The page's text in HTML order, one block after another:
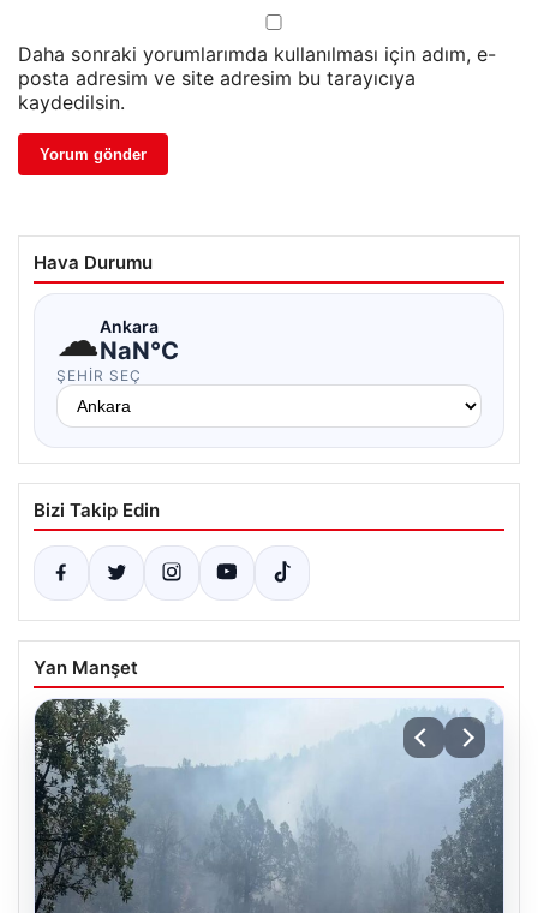
Daha sonraki yorumlarımda kullanılması için adım, e-
posta adresim ve site adresim bu tarayıcıya
kaydedilsin.
Hava Durumu
☁Ankara
NaN°C
ŞEHIR SEÇ
Bizi Takip Edin
Yan Manşet